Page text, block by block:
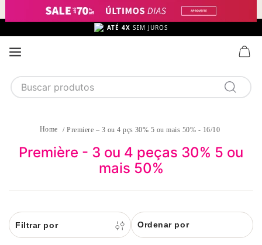
ATÉ 4X SEM JUROS
Buscar produtos
calcinha
2
sutiã
4
calcinha algodão
5
sutiã calcinha
6
algodão
Premiere – 3 ou 4 pçs 30% 5 ou mais 50% - 16/10
Première - 3 ou 4 peças 30% 5 ou
mais 50%
Ordenar por